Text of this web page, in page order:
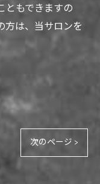
ともできますの
方は、当サロンを
次のページ >